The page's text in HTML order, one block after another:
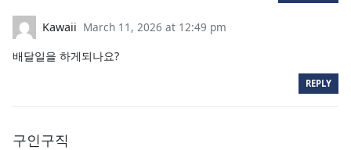
Kawaii March 11, 2026 at 12:49 pm
배달일을 하게되나요?
REPLY
구인구직